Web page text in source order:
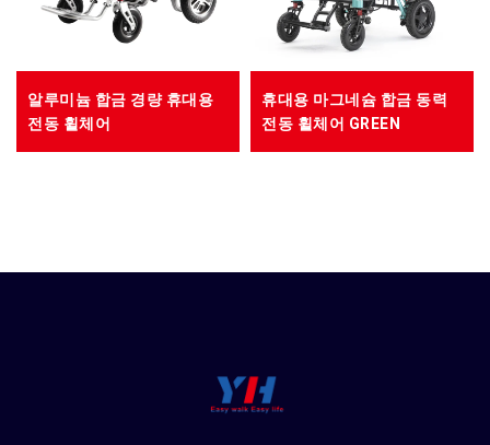
알루미늄 합금 경량 휴대용
전동 휠체어
휴대용 마그네슘 합금 동력
전동 휠체어 GREEN